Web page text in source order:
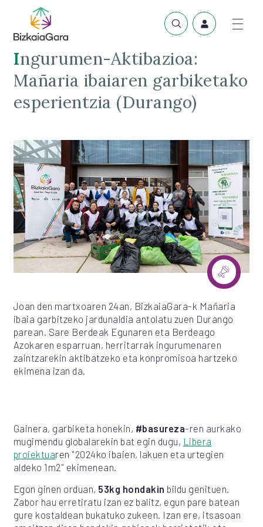
Ingurumen-Aktibazioa:
Mañaria ibaiaren garbiketako
esperientzia (Durango)
Joan den martxoaren 24an, BizkaiaGara-k Mañaria
ibaia garbitzeko jardunaldia antolatu zuen Durango
parean. Sare Berdeak Egunaren eta Berdeago
Azokaren esparruan, herritarrak ingurumenaren
zaintzarekin aktibatzeko eta konpromisoa hartzeko
ekimena izan da.
Gainera, garbiketa honekin, #basureza-ren aurkako
mugimendu globalarekin bat egin dugu, Libera
proiektuaren "2024ko ibaien, lakuen eta urtegien
aldeko 1m2" ekimenean.
Egon ginen orduan, 53kg hondakin bildu genituen.
Zabor hau erretiratu izan ez balitz, egun pare batean
gure kostaldean bukatuko zukeen. Izan ere, itsasoan